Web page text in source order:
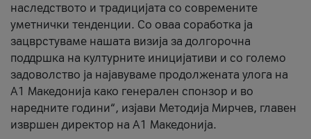
наследството и традицијата со современите
уметнички тенденции. Со оваа соработка ја
зацврстуваме нашата визија за долгорочна
поддршка на културните иницијативи и со големо
задоволство ја најавуваме продолжената улога на
A1 Македонија како генерален спонзор и во
наредните години“, изјави Методија Мирчев, главен
извршен директор на A1 Македонија.